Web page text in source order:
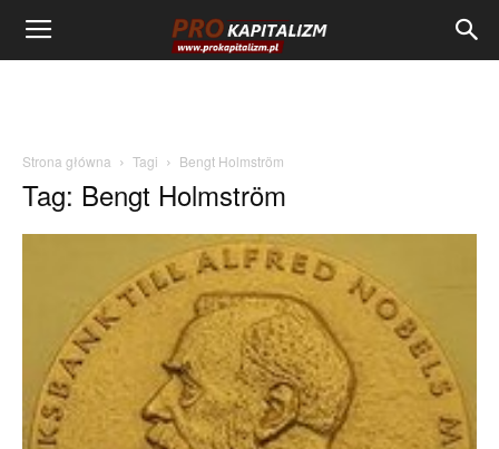
Strona główna Tagi Bengt Holmström
Tag: Bengt Holmström